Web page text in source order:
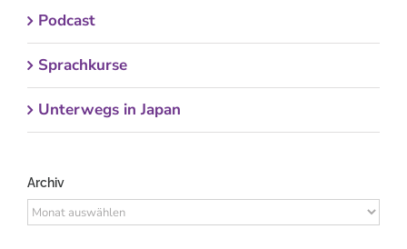
Podcast
Sprachkurse
Unterwegs in Japan
Archiv
Archiv